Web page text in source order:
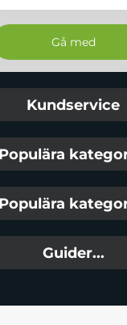
info
Kundservice
Populära
Populära
Guider...